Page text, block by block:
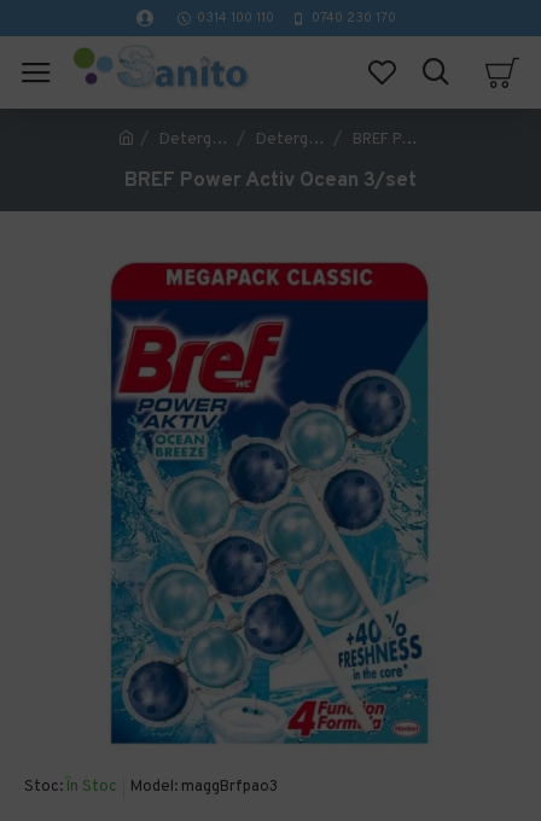
0314 100 110 0740 230 170
Detergenti profesionali curatenie Detergenti si dezinfectanti WC BREF Power Activ Ocean 3/set
BREF Power Activ Ocean 3/set
Stoc: În Stoc Model: maggBrfpao3